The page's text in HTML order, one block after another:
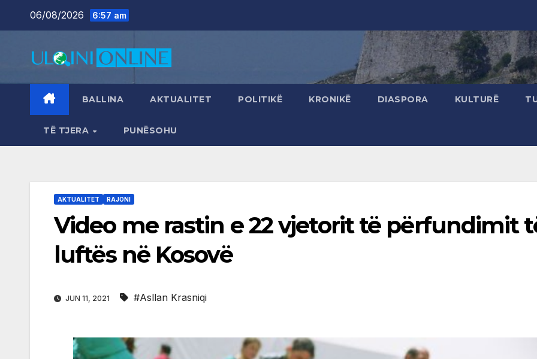
06/08/2026 6:57 am
BALLINA AKTUALITET POLITIKË KRONIKË DIASPORA KULTURË
TË TJERA PUNËSOHU
AKTUALITET RAJONI
Video me rastin e 22 vjetorit të përfundimit
luftës në Kosovë
JUN 11, 2021 #Asllan Krasniqi